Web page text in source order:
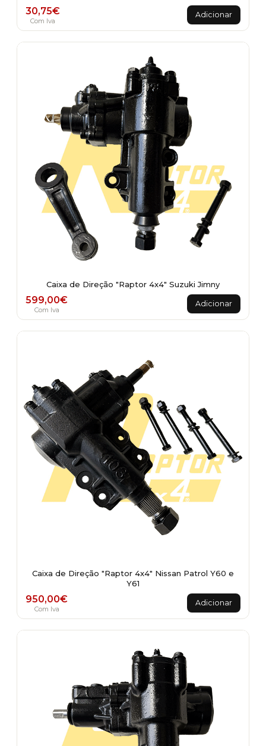
30,75€
Com Iva
Adicionar
Caixa de Direção "Raptor 4x4" Suzuki Jimny
599,00€
Com Iva
Adicionar
Caixa de Direção "Raptor 4x4" Nissan Patrol Y60 e
Y61
950,00€
Com Iva
Adicionar